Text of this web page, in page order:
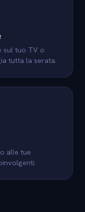
sul tuo TV o
tutta la serata.
alle tue